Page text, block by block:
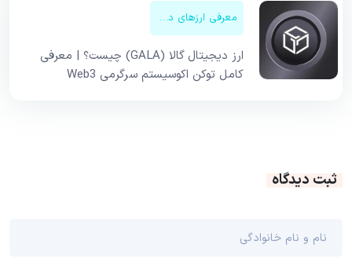
معرفی ارزهای دیجیتال
ارز دیجیتال گالا (GALA) چیست؟ | معرفی
کامل توکن اکوسیستم سرگرمی Web3
ثبت دیدگاه